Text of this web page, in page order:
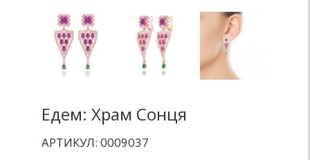
Едем: Храм Сонця
АРТИКУЛ: 0009037